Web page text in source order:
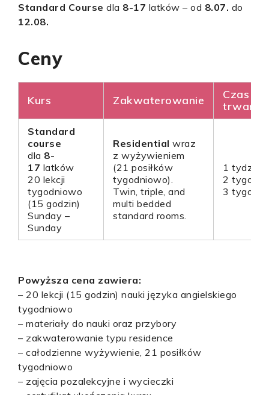
Standard Course dla 8-17 latków – od 8.07. do
12.08.
Ceny
Kurs Zakwaterowanie
Czas
trwania
Standard
course
dla 8-
17 latków
20 lekcji
tygodniowo
(15 godzin)
Sunday –
Sunday
Residential wraz
z wyżywieniem
(21 posiłków
tygodniowo).
Twin, triple, and
multi bedded
standard rooms.
1 tydzień
2
3
Powyższa cena zawiera:
– 20 lekcji (15 godzin) nauki języka angielskiego
tygodniowo
– materiały do nauki oraz przybory
– zakwaterowanie typu residence
– całodzienne wyżywienie, 21 posiłków
tygodniowo
– zajęcia pozalekcyjne i wycieczki